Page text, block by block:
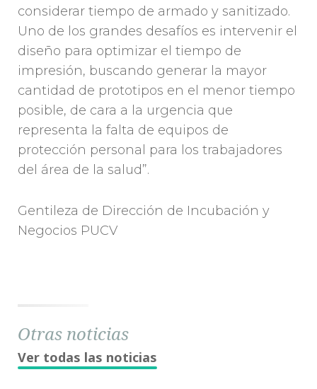
considerar tiempo de armado y sanitizado.
Uno de los grandes desafíos es intervenir el
diseño para optimizar el tiempo de
impresión, buscando generar la mayor
cantidad de prototipos en el menor tiempo
posible, de cara a la urgencia que
representa la falta de equipos de
protección personal para los trabajadores
del área de la salud”.
Gentileza de Dirección de Incubación y
Negocios PUCV
Otras noticias
Ver todas las noticias